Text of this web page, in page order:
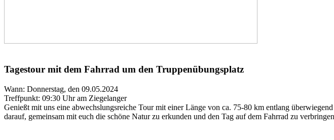
Tagestour mit dem Fahrrad um den Truppenübungsplatz
Wann: Donnerstag, den 09.05.2024
Treffpunkt: 09:30 Uhr am Ziegelanger
Genießt mit uns eine abwechslungsreiche Tour mit einer Länge von ca. 75-80 km entlang
darauf, gemeinsam mit euch die schöne Natur zu erkunden und den Tag auf dem Fahrrad zu